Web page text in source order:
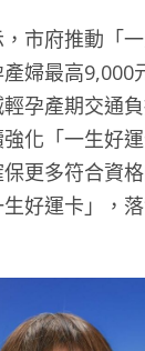
市府推動「一
婦最高9,000
孕產期交通
化「一生好
更多符合資
好運卡」，